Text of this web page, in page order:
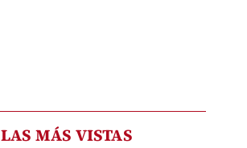
LAS MÁS VISTAS